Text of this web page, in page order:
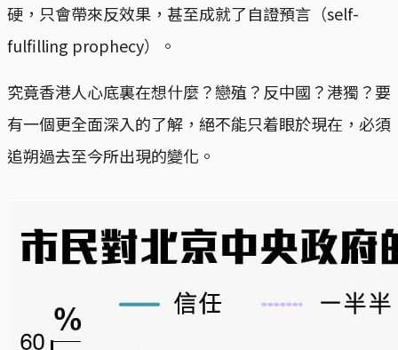
硬，只會帶來反效果，甚至成就了自證預言（self-
fulfilling prophecy）。
究竟香港人心底裏在想什麼？戀殖？反中國？港獨？要
有一個更全面深入的了解，絕不能只着眼於現在，必須
追朔過去至今所出現的變化。